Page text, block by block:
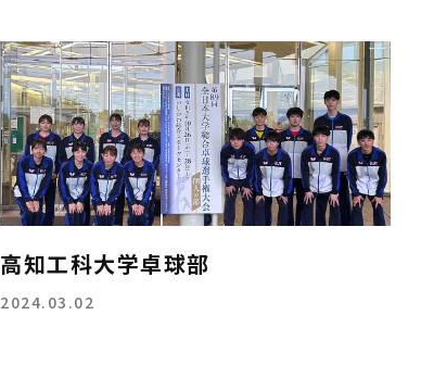
高知工科大学卓球部
2024.03.02